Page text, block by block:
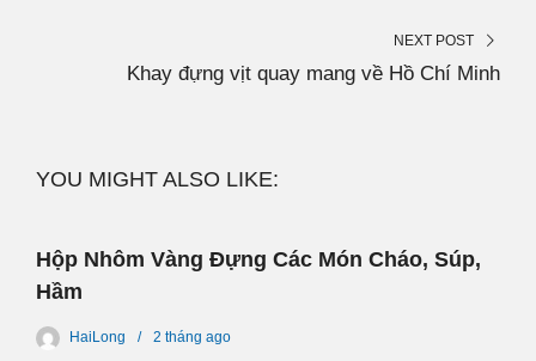
NEXT POST
Khay đựng vịt quay mang về Hồ Chí Minh
YOU MIGHT ALSO LIKE:
Hộp Nhôm Vàng Đựng Các Món Cháo, Súp,
Hầm
HaiLong 2 tháng ago